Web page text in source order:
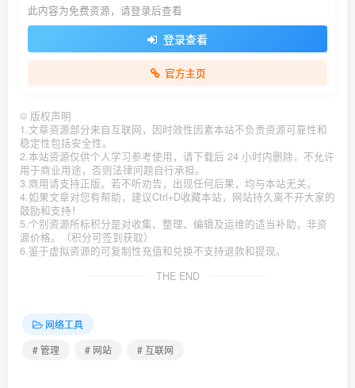
此内容为免费资源，请登录后查看
登录查看
官方主页
© 版权声明
1.文章资源部分来自互联网，因时效性因素本站不负责资源可靠性和
稳定性包括安全性。
2.本站资源仅供个人学习参考使用，请下载后 24 小时内删除，不允许
用于商业用途，否则法律问题自行承担。
3.商用请支持正版。若不听劝告，出现任何后果，均与本站无关。
4.如果文章对您有帮助，建议Ctrl+D收藏本站，网站持久离不开大家的
鼓励和支持！
5.个别资源所标积分是对收集、整理、编辑及运维的适当补助，非资
源价格。（积分可签到获取）
6.鉴于虚拟资源的可复制性充值和兑换不支持退款和提现。
THE END
网络工具
# 管理
# 网站 # 互联网